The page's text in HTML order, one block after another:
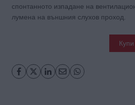
спонтанното изпадане на
лумена на външния слухов проход.
Купи